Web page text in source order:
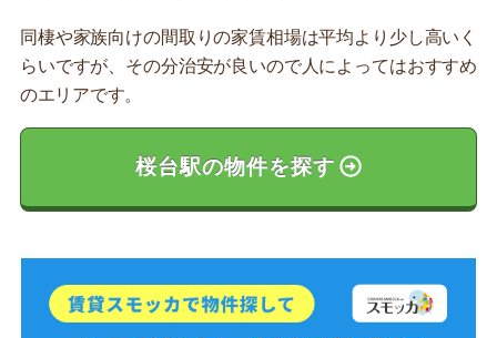
同棲や家族向けの間取りの家賃相場は平均より少し高いく
らいですが、その分治安が良いので人によってはおすすめ
のエリアです。
桜台駅の物件を探す